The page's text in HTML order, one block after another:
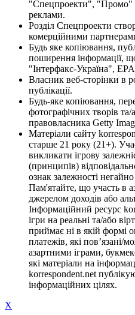
"Спецпроекти", "Промо"
реклами.
Розділ Спецпроекти
комерційними
Будь яке копіювання,
поширення інформації,
"Інтерфакс-Україна",
Власник веб-сторінки в
публікації.
Будь-яке копіювання,
фотографічних творів та/
правовласника Getty
Матеріали сайту
старше 21 року (21+).
викликати ігрову
(принципів)
ознак залежності негайно
Пам'ятайте, що участь в
джерелом доходів або
Інформаційний ресурс
ігри на реальні та/або
приймає ні в якій формі
платежів, які пов’язані/
азартними іграми,
які матеріали на
korrespondent.net
інформаційних цілях.
X